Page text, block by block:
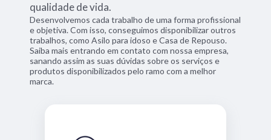
qualidade de vida.
Desenvolvemos cada trabalho de uma forma profissional
e objetiva. Com isso, conseguimos disponibilizar outros
trabalhos, como Asilo para idoso e Casa de Repouso.
Saiba mais entrando em contato com nossa empresa,
sanando assim as suas dúvidas sobre os serviços e
produtos disponibilizados pelo ramo com a melhor
marca.